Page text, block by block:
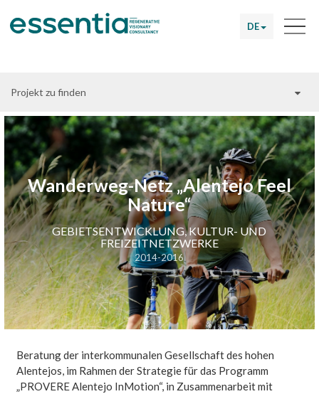
DE
Projekt zu finden
Wanderweg-Netz „Alentejo Feel
Nature“
GEBIETSENTWICKLUNG, KULTUR- UND
FREIZEITNETZWERKE
2014-2016
Beratung der interkommunalen Gesellschaft des hohen
Alentejos, im Rahmen der Strategie für das Programm
„PROVERE Alentejo InMotion“, in Zusammenarbeit mit